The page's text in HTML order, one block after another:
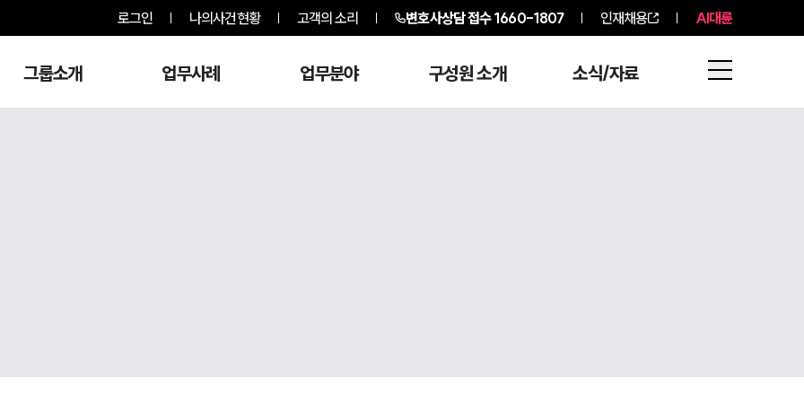
로그인 나의사건현황 고객의 소리 변호사상담 접수1660-1807 인재채용 AI대륜
그룹소개 업무사례 업무분야 구성원 소개 소식/자료